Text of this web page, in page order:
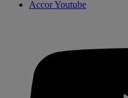
Accor Youtube